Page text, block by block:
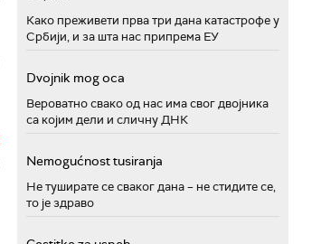
Како преживети прва три дана катастрофе у
Србији, и за шта нас припрема ЕУ
Dvojnik mog oca
Вероватно свако од нас има свог двојника
са којим дели и сличну ДНК
Nemogućnost tusiranja
Не туширате се сваког дана – не стидите се,
то је здраво